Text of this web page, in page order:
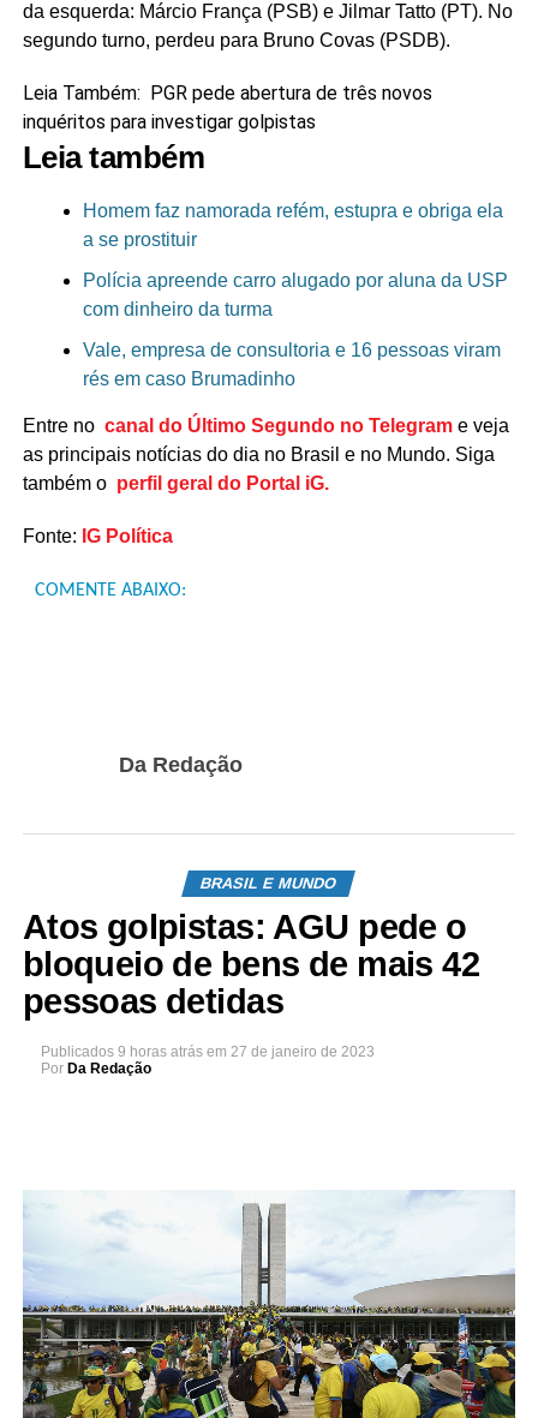
da esquerda: Márcio França (PSB) e Jilmar Tatto (PT). No
segundo turno, perdeu para Bruno Covas (PSDB).
Leia Também:
PGR pede abertura de três novos
inquéritos para investigar golpistas
Leia também
Homem faz namorada refém, estupra e obriga ela
a se prostituir
Polícia apreende carro alugado por aluna da USP
com dinheiro da turma
Vale, empresa de consultoria e 16 pessoas viram
rés em caso Brumadinho
Entre no canal do Último Segundo no Telegrame veja
as principais notícias do dia no Brasil e no Mundo. Siga
também o perfil geral do Portal iG.
Fonte: IG Política
COMENTE ABAIXO:
Da Redação
BRASIL E MUNDO
Atos golpistas: AGU pede o
bloqueio de bens de mais 42
pessoas detidas
Publicados 9 horas atrás em 27 de janeiro de 2023
Por Da Redação